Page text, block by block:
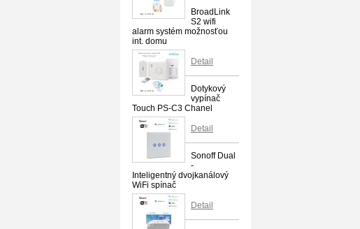
BroadLink
S2 wifi
alarm systém možnosťou
int. domu
Detail
Dotykový
vypínač
Touch PS-C3 Chanel
Detail
Sonoff Dual
-
Inteligentný dvojkanálový
WiFi spínač
Detail